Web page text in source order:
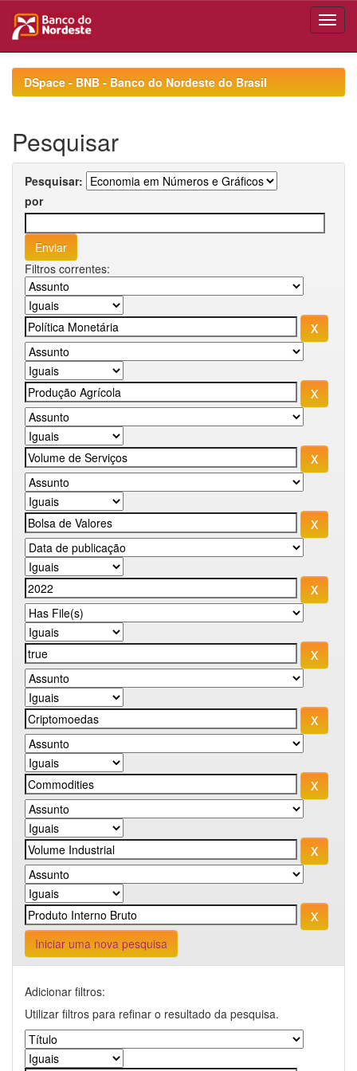
navigationDSpace - BNB - Banco do Nordeste do Brasil
Pesquisar
Pesquisar:
por
Filtros correntes:
Iniciar uma nova pesquisa
Adicionar filtros:
Utilizar filtros para refinar o resultado da pesquisa.